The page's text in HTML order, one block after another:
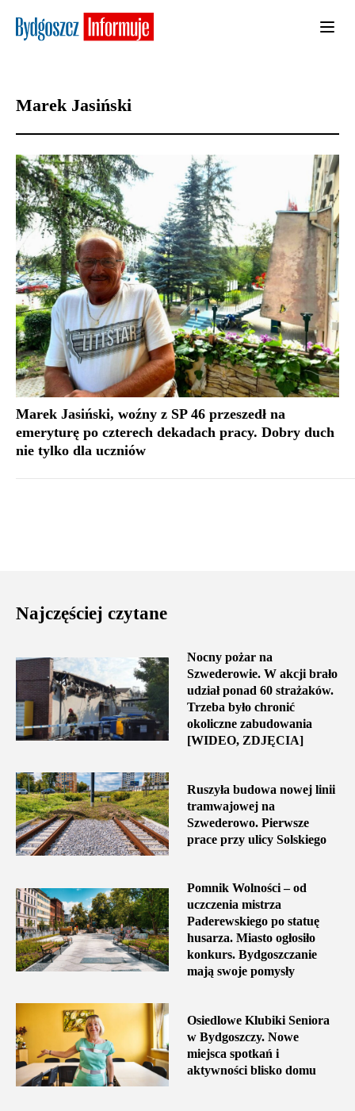
Marek Jasiński
Marek Jasiński, woźny z SP 46 przeszedł na
emeryturę po czterech dekadach pracy. Dobry duch
nie tylko dla uczniów
Najczęściej czytane
Nocny pożar na
Szwederowie. W akcji brało
udział ponad 60 strażaków.
Trzeba było chronić
okoliczne zabudowania
[WIDEO, ZDJĘCIA]
Ruszyła budowa nowej linii
tramwajowej na
Szwederowo. Pierwsze
prace przy ulicy Solskiego
Pomnik Wolności – od
uczczenia mistrza
Paderewskiego po statuę
husarza. Miasto ogłosiło
konkurs. Bydgoszczanie
mają swoje pomysły
Osiedlowe Klubiki Seniora
w Bydgoszczy. Nowe
miejsca spotkań i
aktywności blisko domu